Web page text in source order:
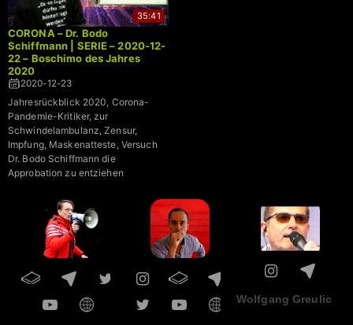
35:41
CORONA – Dr. Bodo
Schiffmann | SERIE – 2020-12-
22 – Boschimo des Jahres
2020
2020-12-23
Jahresrückblick 2020, Corona-
Pandemie-Kritiker, zur
Schwindelambulanz, Zensur,
Impfung, Maskenatteste, Versuch
Dr. Bodo Schiffmann die
Approbation zu entziehen
Wolfgang Greulich